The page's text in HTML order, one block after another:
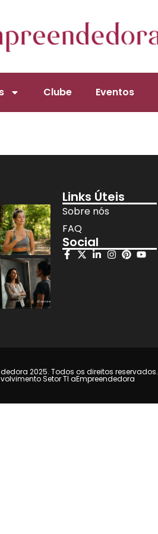
Clube Eventos
Links Úteis
Sobre nós
FAQ
Social
2025. Todos os direitos reservados.
Setor TI aEmpreendedora